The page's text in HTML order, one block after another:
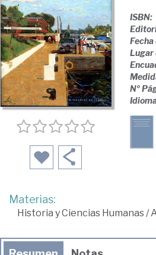
ISBN:
Lugar
Nº
Materias:
Historia y Ciencias Humanas/